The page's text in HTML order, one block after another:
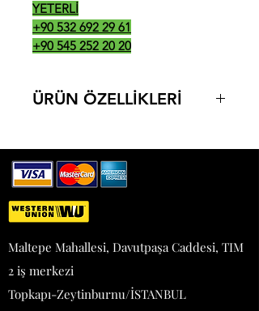
YETERLİ
+90 532 692 29 61
+90 545 252 20 20
ÜRÜN ÖZELLİKLERİ
6 ADET KAPASİTE
51 KG
12 KW
220 V
Maltepe Mahallesi, Davutpaşa Caddesi, TIM
2 iş merkezi
Topkapı-Zeytinburnu/İSTANBUL